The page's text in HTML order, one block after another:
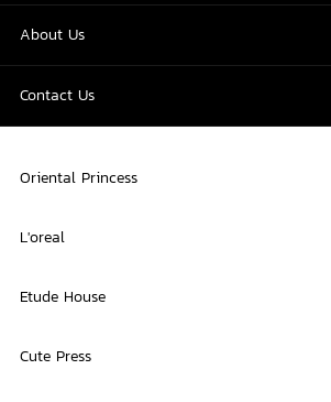
About Us
Contact Us
Oriental Princess
L'oreal
Etude House
Cute Press